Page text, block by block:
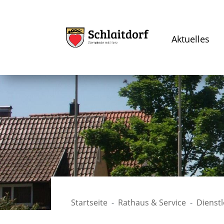
Aktuelles
Startseite Rathaus & Service